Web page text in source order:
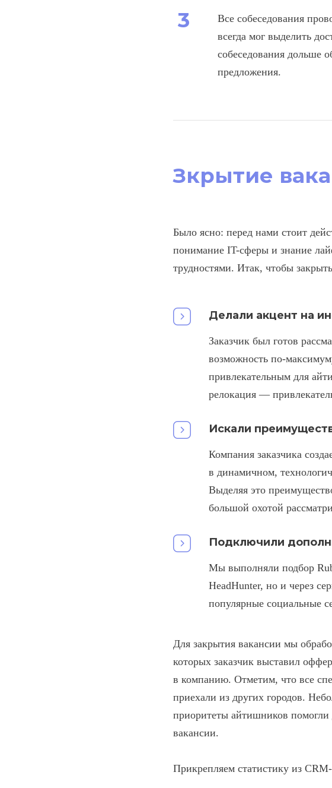
Все собеседования
всегда мог выделить
собеседования дольше
предложения.
Зкрытие
Было ясно: перед нами стоит
понимание IT-сферы и знание
трудностями. Итак, чтобы
Делали акцент на
Заказчик был готов
возможность по-
привлекательным для
релокация —
Искали
Компания заказчика
в динамичном,
Выделяя это
большой охотой
Подключили
Мы выполняли подбор
HeadHunter, но и через
популярные социальные
Для закрытия вакансии мы
которых заказчик выставил
в компанию. Отметим, что все
приехали из других городов.
приоритеты айтишников помогли
вакансии.
Прикрепляем статистику из